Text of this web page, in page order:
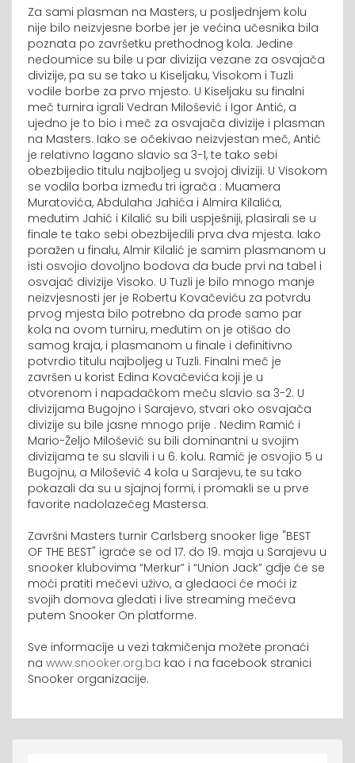
Za sami plasman na Masters, u posljednjem kolu
nije bilo neizvjesne borbe jer je većina učesnika bila
poznata po završetku prethodnog kola. Jedine
nedoumice su bile u par divizija vezane za osvajača
divizije, pa su se tako u Kiseljaku, Visokom i Tuzli
vodile borbe za prvo mjesto. U Kiseljaku su finalni
meč turnira igrali Vedran Milošević i Igor Antić, a
ujedno je to bio i meč za osvajača divizije i plasman
na Masters. Iako se očekivao neizvjestan meč, Antić
je relativno lagano slavio sa 3-1, te tako sebi
obezbijedio titulu najboljeg u svojoj diviziji. U Visokom
se vodila borba između tri igrača : Muamera
Muratovića, Abdulaha Jahića i Almira Kilalića,
međutim Jahić i Kilalić su bili uspješniji, plasirali se u
finale te tako sebi obezbijedili prva dva mjesta. Iako
poražen u finalu, Almir Kilalić je samim plasmanom u
isti osvojio dovoljno bodova da bude prvi na tabel i
osvajač divizije Visoko. U Tuzli je bilo mnogo manje
neizvjesnosti jer je Robertu Kovačeviću za potvrdu
prvog mjesta bilo potrebno da prođe samo par
kola na ovom turniru, međutim on je otišao do
samog kraja, i plasmanom u finale i definitivno
potvrdio titulu najboljeg u Tuzli. Finalni meč je
završen u korist Edina Kovačevića koji je u
otvorenom i napadačkom meču slavio sa 3-2. U
divizijama Bugojno i Sarajevo, stvari oko osvajača
divizije su bile jasne mnogo prije . Nedim Ramić i
Mario-Željo Milošević su bili dominantni u svojim
divizijama te su slavili i u 6. kolu. Ramić je osvojio 5 u
Bugojnu, a Milošević 4 kola u Sarajevu, te su tako
pokazali da su u sjajnoj formi, i promakli se u prve
favorite nadolazećeg Mastersa.
Završni Masters turnir Carlsberg snooker lige "BEST
OF THE BEST" igraće se od 17. do 19. maja u Sarajevu u
snooker klubovima “Merkur” i “Union Jack” gdje će se
moći pratiti mečevi uživo, a gledaoci će moći iz
svojih domova gledati i live streaming mečeva
putem Snooker On platforme.
Sve informacije u vezi takmičenja možete pronaći
na www.snooker.org.ba kao i na facebook stranici
Snooker organizacije.